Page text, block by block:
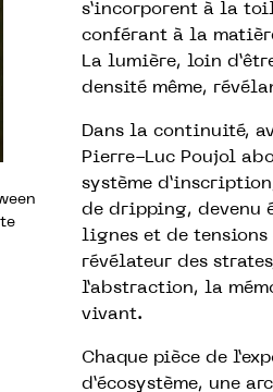
s’incorporent à la
conférant à la
La lumière, loin
densité même,
Dans la continuité,
Pierre-Luc Poujol
système
de dripping, devenu
lignes et de
révélateur des
l’abstraction, la
vivant.
Chaque pièce de
d’écosystème, une